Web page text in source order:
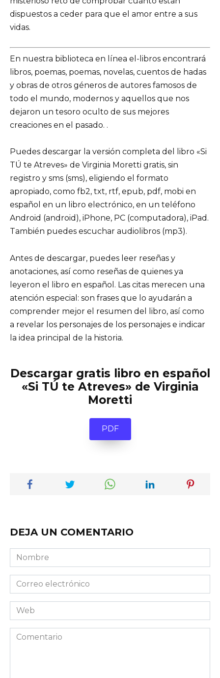
dispuestos a ceder para que el amor entre a sus
vidas.
En nuestra biblioteca en línea el-libros encontrará
libros, poemas, poemas, novelas, cuentos de hadas
y obras de otros géneros de autores famosos de
todo el mundo, modernos y aquellos que nos
dejaron un tesoro oculto de sus mejores
creaciones en el pasado. .
Puedes descargar la versión completa del libro «Si
TÚ te Atreves» de Virginia Moretti gratis, sin
registro y sms (sms), eligiendo el formato
apropiado, como fb2, txt, rtf, epub, pdf, mobi en
español en un libro electrónico, en un teléfono
Android (android), iPhone, PC (computadora), iPad.
También puedes escuchar audiolibros (mp3).
Antes de descargar, puedes leer reseñas y
anotaciones, así como reseñas de quienes ya
leyeron el libro en español. Las citas merecen una
atención especial: son frases que lo ayudarán a
comprender mejor el resumen del libro, así como
a revelar los personajes de los personajes e indicar
la idea principal de la historia.
Descargar gratis libro en español
«Si TÚ te Atreves» de Virginia
Moretti
PDF
DEJA UN COMENTARIO
Nombre
Correo
electrónico
Web
Comentario